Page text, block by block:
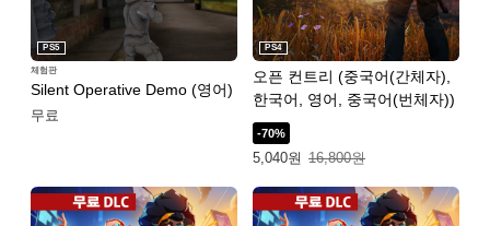
Silent Operative Demo (영어)
PS5
체험판
무료
오픈 컨트리 (중국어(간체자),
한국어, 영어, 중국어(번체자))
PS4
-70%
5,040원
특별가: 5,040원. 일반가: 16,800원.
16,800원